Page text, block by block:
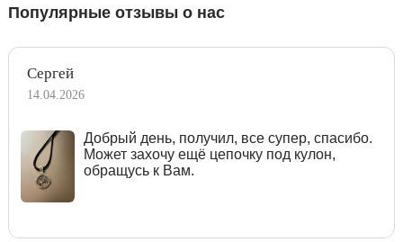
Популярные отзывы о нас
Сергей
14.04.2026
Добрый день, получил, все супер, спасибо.
Может захочу ещё цепочку под кулон,
обращусь к Вам.